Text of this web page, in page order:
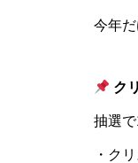
今年
ク
抽選
・ク